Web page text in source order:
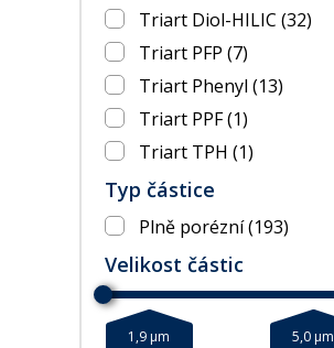
Triart Diol-HILIC (32)
Triart PFP (7)
Triart Phenyl (13)
Triart PPF(1)
Triart TPH (1)
Typ částice
Plně porézní(193)
Velikost částic
1,9 µm 5,0 µm